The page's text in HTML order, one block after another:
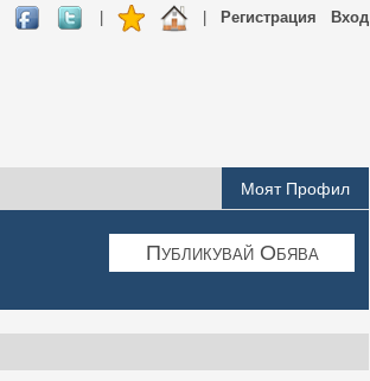
Вход
Регистрация
Моят Профил
Публикувай Обява